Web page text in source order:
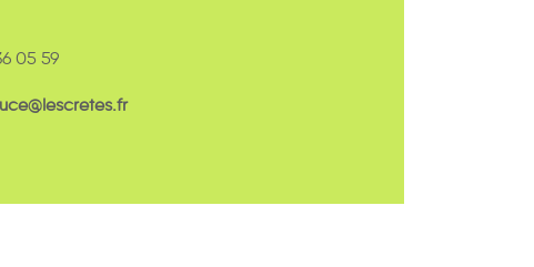
05 59